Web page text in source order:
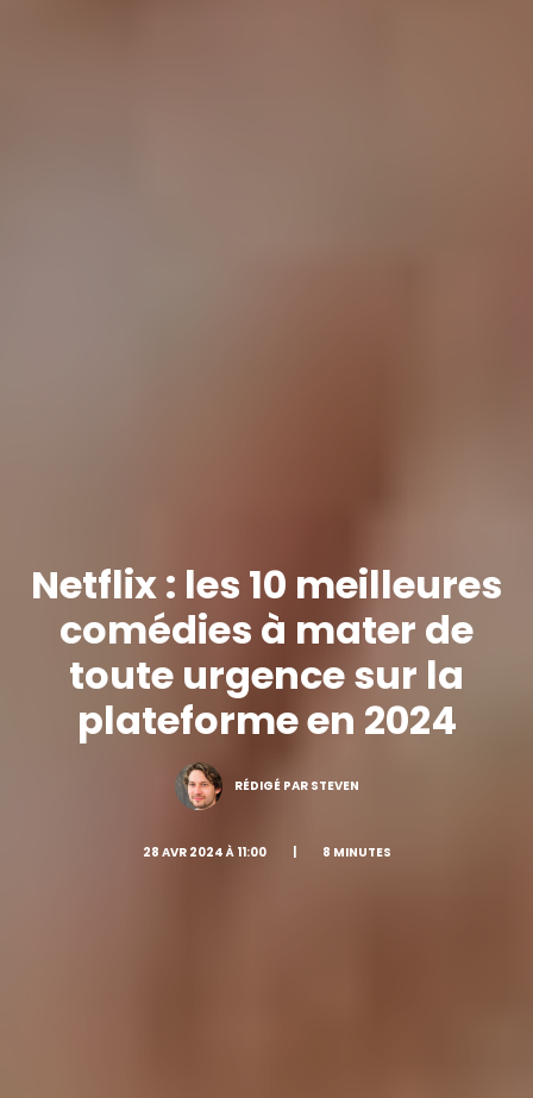
Netflix : les 10 meilleures
comédies à mater de
toute urgence sur la
plateforme en 2024
RÉDIGÉ PAR STEVEN
28 AVR 2024 À 11:00 | 8 MINUTES